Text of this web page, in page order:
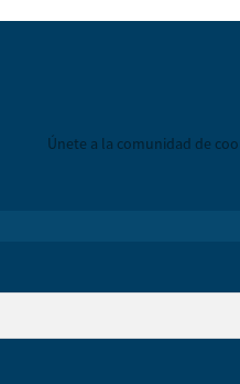
Únete a la comunidad de